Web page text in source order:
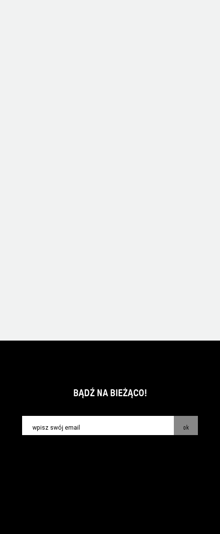
BĄDŹ NA BIEŻĄCO!
ok